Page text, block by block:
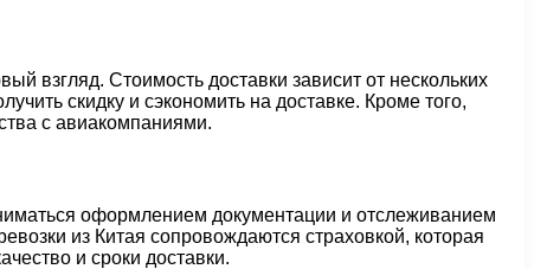
взгляд. Стоимость доставки зависит от нескольких
скидку и сэкономить на доставке. Кроме того,
с авиакомпаниями.
оформлением документации и отслеживанием
из Китая сопровождаются страховкой, которая
и сроки доставки.